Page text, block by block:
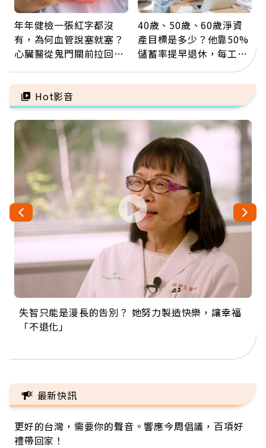
年年健檢一張紅字都沒
有，為何血管說塞就塞？
心臟醫從鬼門關前拉回病
字
40歲、50歲、60歲淨資
產目標是多少？他靠50%
儲蓄率提早退休，每工作
Hot影音
失智只能是漫長的告別？ 她努力製造快樂，讓幸福
「不退化」
來自剛果的巧克力神父 為台灣奉獻36年 「台灣是我
的家，我連作夢都講台語！」
63歲卸矽谷副總、搬回台灣找快樂！「蛋黃哥小
丑」走進安養院，逗樂上萬爺奶：退休後才開始真
104歲打破金氏世界紀錄 成為全球最年長羽球選
手，分享長壽的秘密原來是「這個」
事業巔峰他選擇追夢…黑手阿伯拉小提琴還登上小
巨蛋！連CNN都大讚！
最新快訊
更好的台灣，需要你的聲音。響應今周倡議，百項好
禮帶回家！